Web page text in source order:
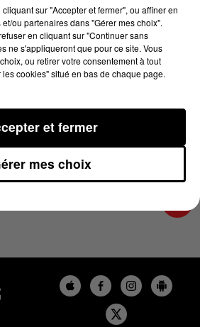
19 sec
ET GARONNE DU
et Garonne
sur "Accepter et fermer", ou affiner en
ou partenaires dans "Gérer mes choix".
en cliquant sur "Continuer sans
ne s'appliqueront que pour ce site. Vous
ou retirer votre consentement à tout
cookies" situé en bas de chaque page.
mes choix
et fermer